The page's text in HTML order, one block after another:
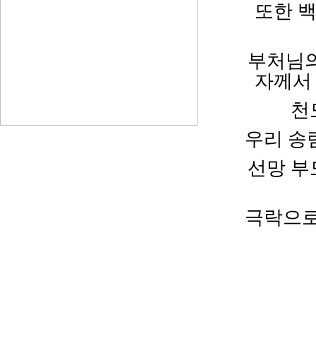
또한
부처님
자께
천
우리 송
선망 부
극락으